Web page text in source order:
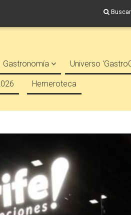
Buscar
Gastronomía Universo
Hemeroteca